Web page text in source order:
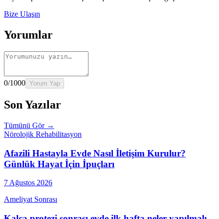
Bize Ulaşın
Yorumlar
0/1000 Yorum Yap
Son Yazılar
Tümünü Gör →
Nörolojik Rehabilitasyon
Afazili Hastayla Evde Nasıl İletişim Kurulur?
Günlük Hayat İçin İpuçları
7 Ağustos 2026
Ameliyat Sonrası